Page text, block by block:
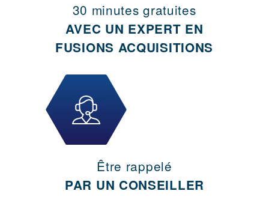
30 minutes gratuites
AVEC UN EXPERT EN
FUSIONS ACQUISITIONS
Être rappelé
PAR UN CONSEILLER